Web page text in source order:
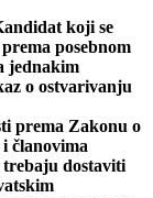
koji se
posebnom
jednakim
o ostvarivanju
prema Zakonu o
članovima
dostaviti